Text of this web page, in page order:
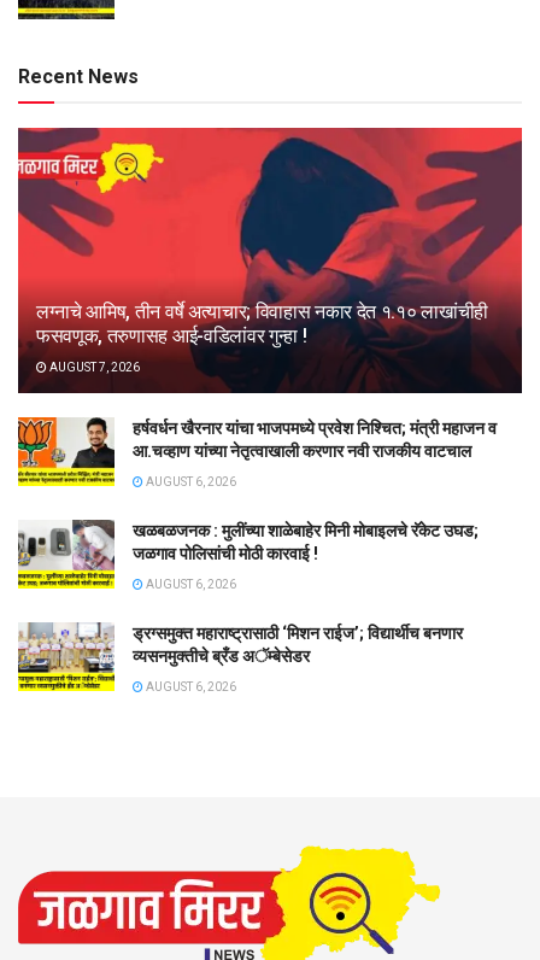
Recent News
लग्नाचे आमिष, तीन वर्षे अत्याचार; विवाहास नकार देत १.१० लाखांचीही
फसवणूक, तरुणासह आई-वडिलांवर गुन्हा !
AUGUST 7, 2026
हर्षवर्धन खैरनार यांचा भाजपमध्ये प्रवेश निश्चित; मंत्री महाजन व
आ.चव्हाण यांच्या नेतृत्वाखाली करणार नवी राजकीय वाटचाल
AUGUST 6, 2026
खळबळजनक : मुलींच्या शाळेबाहेर मिनी मोबाइलचे रॅकेट उघड;
जळगाव पोलिसांची मोठी कारवाई !
AUGUST 6, 2026
ड्रग्समुक्त महाराष्ट्रासाठी ‘मिशन राईज’; विद्यार्थीच बनणार
व्यसनमुक्तीचे ब्रँड अॅम्बेसेडर
AUGUST 6, 2026